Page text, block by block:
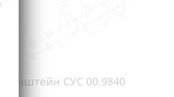
Кронштейн СУС 00.9840